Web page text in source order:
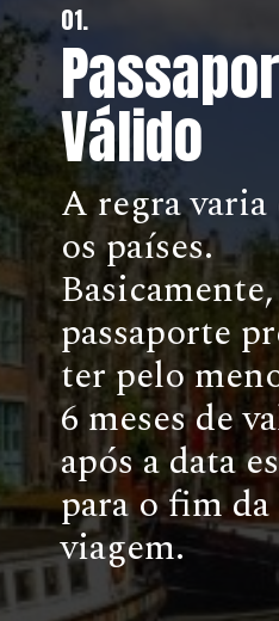
Válido
01.
A regra
os países.
passaporte
ter pelo
6 meses de
após a data
para o fim da
viagem.